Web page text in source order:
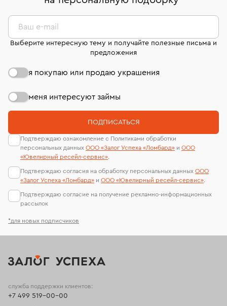
дней на возврат. Детальные условия возврата
комиссионных украшений и часов смотрите на
странице«Возврат украшений»
сертификаты МГУ и других геммологических
лабораторий
*для новых подписчиков
Ваш e-mail
Выберите интересную тему и получайте полезные письма и
предложения
я покупаю или продаю украшения
меня интересуют займы
ПОДПИСАТЬСЯ
Подтверждаю ознакомление с Политиками обработки
персональных данных ООО «Залог Успеха «Ломбард» и ООО
«Ювелирный ресейл-сервиc».
Подтверждаю согласия на обработку персональных данных ООО
«Залог Успеха «Ломбард» и ООО «Ювелирный ресейл-сервиc».
Подтверждаю согласие на получение рекламно-информационных
рассылок
служба поддержки клиентов:
+7 499 519-00-00